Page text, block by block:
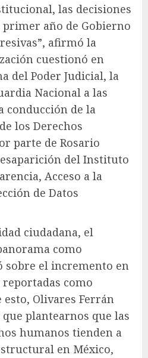
las decisiones
año de Gobierno
afirmó la
cuestionó en
del Poder Judicial, la
Nacional a las
conducción de la
los Derechos
parte de Rosario
del Instituto
Acceso a la
de Datos
ciudadana, el
como
sobre el incremento en
como
esto, Olivares Ferrán
que plantearnos que las
humanos tienden a
en México,